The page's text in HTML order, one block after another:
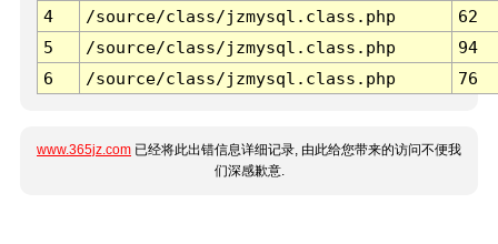
4
/source/class/jzmysql.class.php
62
5
/source/class/jzmysql.class.php
94
6
/source/class/jzmysql.class.php 76
www.365jz.com 已经将此出错信息详细记录, 由此给您带来的访问不便我
们深感歉意.